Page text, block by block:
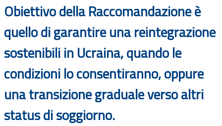
Obiettivo della Raccomandazione è
quello di garantire una reintegrazione
sostenibili in Ucraina, quando le
condizioni lo consentiranno, oppure
una transizione graduale verso altri
status di soggiorno.